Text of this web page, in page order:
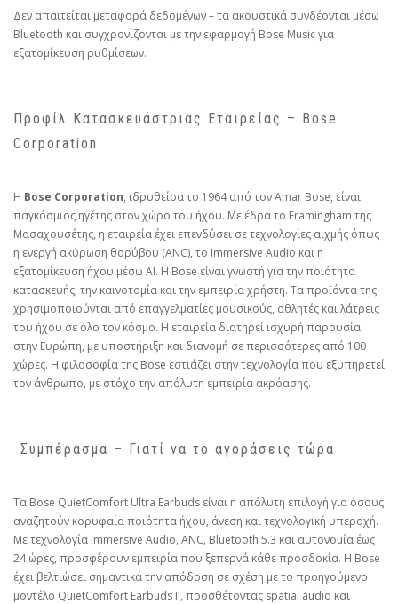
Δεν απαιτείται μεταφορά δεδομένων – τα ακουστικά συνδέονται μέσω
Bluetooth και συγχρονίζονται με την εφαρμογή Bose Music για
εξατομίκευση ρυθμίσεων.
Προφίλ Κατασκευάστριας Εταιρείας – Bose
Corporation
Η Bose Corporation, ιδρυθείσα το 1964 από τον Amar Bose, είναι
παγκόσμιος ηγέτης στον χώρο του ήχου. Με έδρα το Framingham της
Μασαχουσέτης, η εταιρεία έχει επενδύσει σε τεχνολογίες αιχμής όπως
η ενεργή ακύρωση θορύβου (ANC), το Immersive Audio και η
εξατομίκευση ήχου μέσω AI. Η Bose είναι γνωστή για την ποιότητα
κατασκευής, την καινοτομία και την εμπειρία χρήστη. Τα προϊόντα της
χρησιμοποιούνται από επαγγελματίες μουσικούς, αθλητές και λάτρεις
του ήχου σε όλο τον κόσμο. Η εταιρεία διατηρεί ισχυρή παρουσία
στην Ευρώπη, με υποστήριξη και διανομή σε περισσότερες από 100
χώρες. Η φιλοσοφία της Bose εστιάζει στην τεχνολογία που εξυπηρετεί
τον άνθρωπο, με στόχο την απόλυτη εμπειρία ακρόασης.
️ Συμπέρασμα – Γιατί να το αγοράσεις τώρα
Τα Bose QuietComfort Ultra Earbuds είναι η απόλυτη επιλογή για όσους
αναζητούν κορυφαία ποιότητα ήχου, άνεση και τεχνολογική υπεροχή.
Με τεχνολογία Immersive Audio, ANC, Bluetooth 5.3 και αυτονομία έως
24 ώρες, προσφέρουν εμπειρία που ξεπερνά κάθε προσδοκία. Η Bose
έχει βελτιώσει σημαντικά την απόδοση σε σχέση με το προηγούμενο
μοντέλο QuietComfort Earbuds II, προσθέτοντας spatial audio και